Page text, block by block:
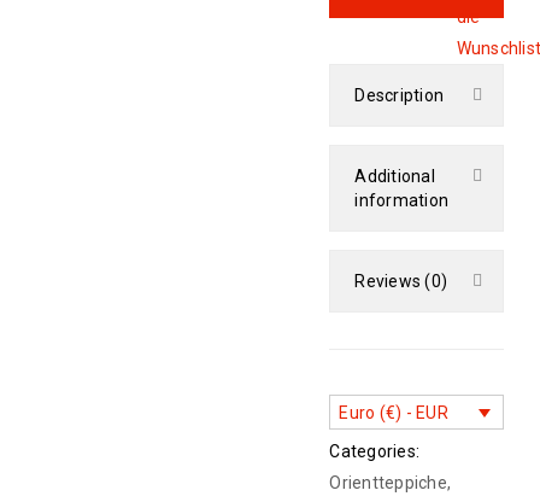
die
Description
Additional
information
Reviews (0)
Euro (€) - EUR
Categories:
Orientteppiche,